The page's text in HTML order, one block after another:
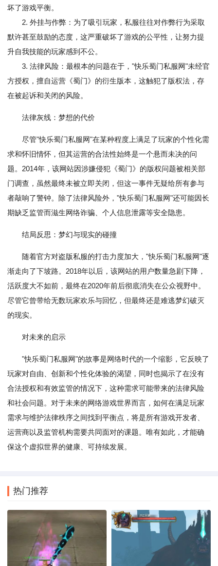
坏了游戏平衡。
2. 外挂与作弊：为了吸引玩家，私服往往对作弊行为采取
默许甚至鼓励的态度，这严重破坏了游戏的公平性，让努力提
升自我技能的玩家感到不公。
3. 法律风险：最根本的问题在于，"快乐蜀门私服网"未经官
方授权，擅自运营《蜀门》的衍生版本，这触犯了版权法，存
在被起诉和关闭的风险。
法律灰线：梦想的代价
尽管"快乐蜀门私服网"在某种程度上满足了玩家的个性化需
求和怀旧情怀，但其运营的合法性始终是一个悬而未决的问
题。2014年，该网站因涉嫌侵犯《蜀门》的版权问题被相关部
门调查，虽然最终未被立即关闭，但这一事件无疑给所有参与
者敲响了警钟。除了法律风险外，"快乐蜀门私服网"还可能因长
期缺乏监管而滋生网络诈骗、个人信息泄露等安全隐患。
结局反思：梦幻与现实的碰撞
随着官方对盗版私服的打击力度加大，"快乐蜀门私服网"逐
渐走向了下坡路。2018年以后，该网站的用户数量急剧下降，
活跃度大不如前，最终在2020年前后彻底消失在公众视野中。
尽管它曾带给无数玩家欢乐与回忆，但最终还是难逃梦幻破灭
的现实。
对未来的启示
"快乐蜀门私服网"的故事是网络时代的一个缩影，它反映了
玩家对自由、创新和个性化体验的渴望，同时也揭示了在没有
合法授权和有效监管的情况下，这种需求可能带来的法律风险
和社会问题。对于未来的网络游戏世界而言，如何在满足玩家
需求与维护法律秩序之间找到平衡点，将是所有游戏开发者、
运营商以及监管机构需要共同面对的课题。唯有如此，才能确
保这个虚拟世界的健康、可持续发展。
热门推荐